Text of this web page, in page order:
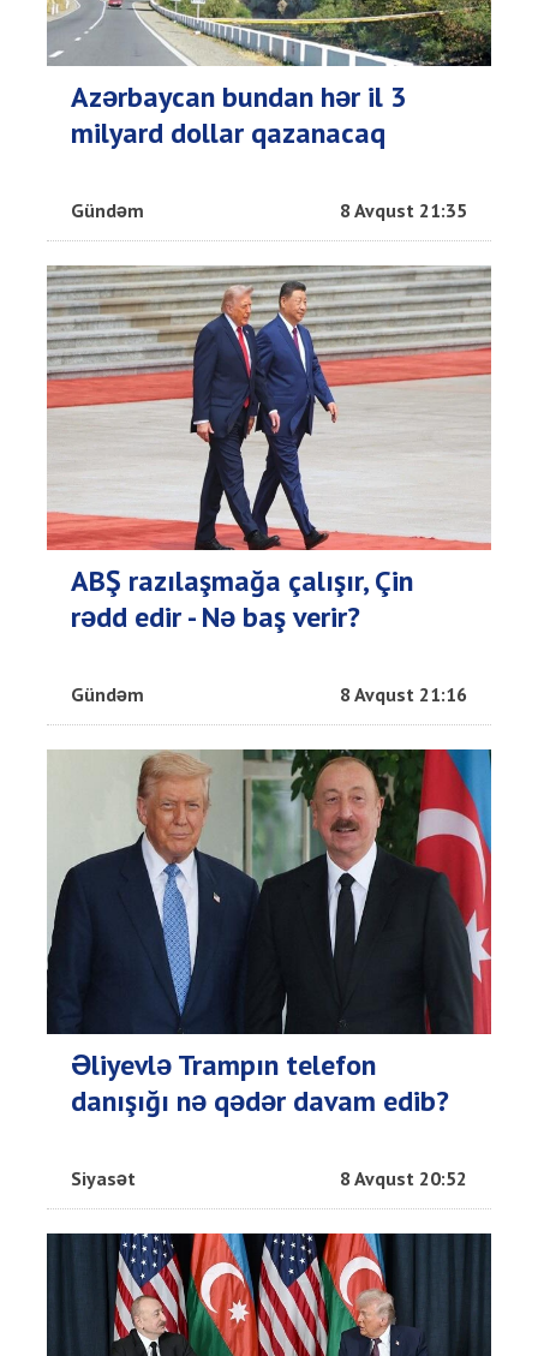
Azərbaycan bundan hər il 3
milyard dollar qazanacaq
Gündəm 8 Avqust 21:35
ABŞ razılaşmağa çalışır, Çin
rədd edir - Nə baş verir?
Gündəm 8 Avqust 21:16
Əliyevlə Trampın telefon
danışığı nə qədər davam edib?
Siyasət 8 Avqust 20:52